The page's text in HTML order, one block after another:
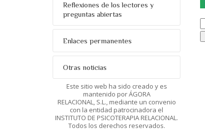
Reflexiones de los lectores y
preguntas abiertas
Enlaces permanentes
Otras noticias
Este sitio web ha sido creado y es
mantenido por ÁGORA
RELACIONAL, S.L., mediante un convenio
con la entidad patrocinadora el
INSTITUTO DE PSICOTERAPIA RELACIONAL.
Todos los derechos reservados.